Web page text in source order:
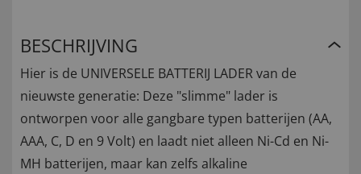
BESCHRIJVING
Hier is de UNIVERSELE BATTERIJ LADER van de
nieuwste generatie: Deze "slimme" lader is
ontworpen voor alle gangbare typen batterijen (AA,
AAA, C, D en 9 Volt) en laadt niet alleen Ni-Cd en Ni-
MH batterijen, maar kan zelfs alkaline